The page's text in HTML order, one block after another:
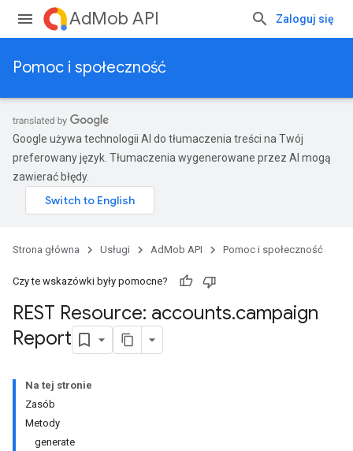
AdMob API Zaloguj się
Pomoc i społeczność
Google używa technologii AI do tłumaczenia treści na Twój
preferowany język. Tłumaczenia wygenerowane przez AI mogą
zawierać błędy.
Strona główna Usługi AdMob API Pomoc i społeczność
Czy te wskazówki były pomocne?
REST Resource: accounts.campaign
Report
Na tej stronie
Zasób
Metody
generate